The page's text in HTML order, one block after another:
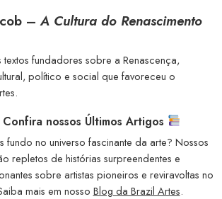
–A Cultura do Renascimento
textos fundadores sobre a Renascença,
político e social que favoreceu o
nossos Últimos Artigos
fundo no universo fascinante da arte? Nossos
repletos de histórias surpreendentes e
sobre artistas pioneiros e reviravoltas no
mais em nosso Blog da Brazil Artes.